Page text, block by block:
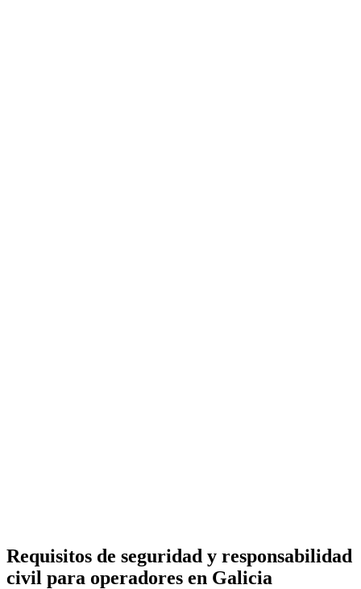
Requisitos de seguridad y responsabilidad
civil para operadores en Galicia